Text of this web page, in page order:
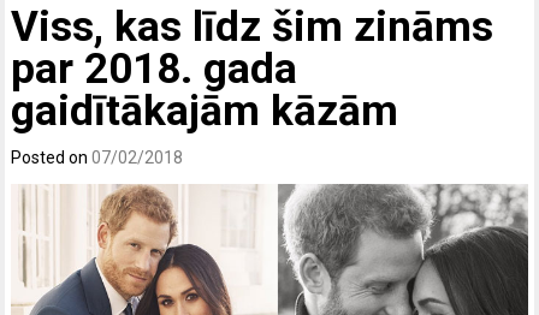
Viss, kas līdz šim zināms
par 2018. gada
gaidītākajām kāzām
Posted on07/02/2018